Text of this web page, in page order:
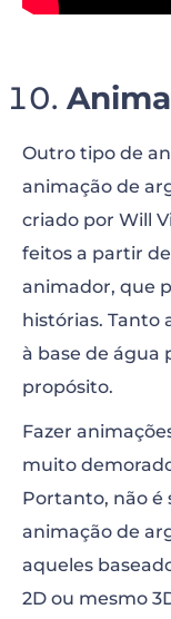
Outro tipo de
animação de
criado por Will
feitos a partir
animador, que
histórias. Tanto
à base de água
propósito.
Fazer
muito
Portanto, não é
animação de
aqueles
2D ou mesmo